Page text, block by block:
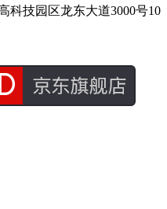
科技园区龙东大道3000号10